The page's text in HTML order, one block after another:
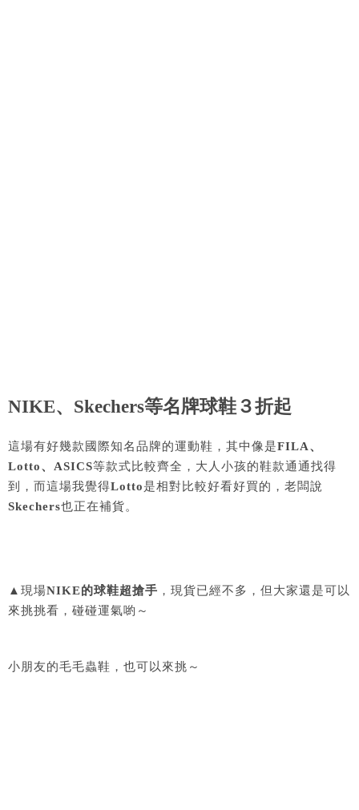
NIKE、Skechers等名牌球鞋３折起
這場有好幾款國際知名品牌的運動鞋，其中像是FILA、
Lotto、ASICS等款式比較齊全，大人小孩的鞋款通通找得
到，而這場我覺得Lotto是相對比較好看好買的，老闆說
Skechers也正在補貨。
▲現場NIKE的球鞋超搶手 ，現貨已經不多，但大家還是可以
來挑挑看，碰碰運氣喲～
小朋友的毛毛蟲鞋，也可以來挑～